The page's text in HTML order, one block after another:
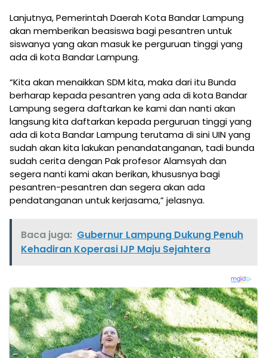
Lanjutnya, Pemerintah Daerah Kota Bandar Lampung
akan memberikan beasiswa bagi pesantren untuk
siswanya yang akan masuk ke perguruan tinggi yang
ada di kota Bandar Lampung.
“Kita akan menaikkan SDM kita, maka dari itu Bunda
berharap kepada pesantren yang ada di kota Bandar
Lampung segera daftarkan ke kami dan nanti akan
langsung kita daftarkan kepada perguruan tinggi yang
ada di kota Bandar Lampung terutama di sini UIN yang
sudah akan kita lakukan penandatanganan, tadi bunda
sudah cerita dengan Pak profesor Alamsyah dan
segera nanti kami akan berikan, khususnya bagi
pesantren-pesantren dan segera akan ada
pendatanganan untuk kerjasama,” jelasnya.
Baca juga: Gubernur Lampung Dukung Penuh
Kehadiran Koperasi IJP Maju Sejahtera